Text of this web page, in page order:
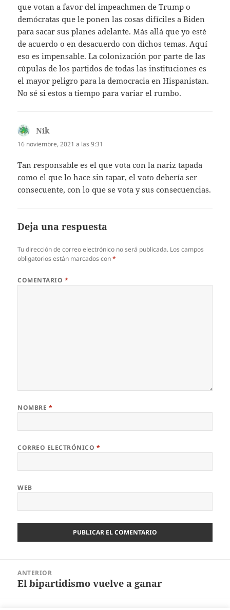
que votan a favor del impeachmen de Trump o
demócratas que le ponen las cosas difíciles a Biden
para sacar sus planes adelante. Más allá que yo esté
de acuerdo o en desacuerdo con dichos temas. Aquí
eso es impensable. La colonización por parte de las
cúpulas de los partidos de todas las instituciones es
el mayor peligro para la democracia en Hispanistan.
No sé si estos a tiempo para variar el rumbo.
Nik
16 noviembre, 2021 a las 9:31
Tan responsable es el que vota con la nariz tapada
como el que lo hace sin tapar, el voto debería ser
consecuente, con lo que se vota y sus consecuencias.
Deja una respuesta
Tu dirección de correo electrónico no será publicada. Los campos
obligatorios están marcados con*
COMENTARIO *
NOMBRE *
CORREO ELECTRÓNICO *
WEB
entradas
ANTERIOR
Entrada
El bipartidismo vuelve a ganar